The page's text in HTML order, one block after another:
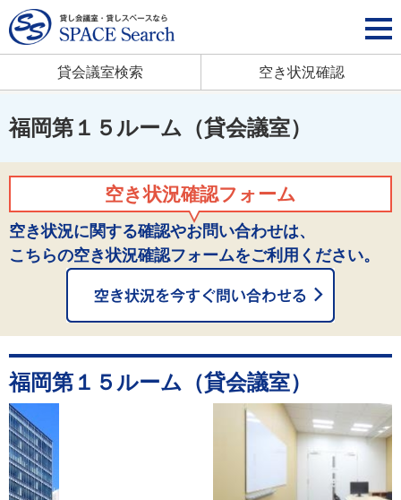
貸会議室検索 空き状況確認
福岡第１５ルーム（貸会議室）
空き状況確認フォーム
空き状況に関する確認やお問い合わせは、
こちらの空き状況確認フォームをご利用ください。
福岡第１５ルーム（貸会議室）